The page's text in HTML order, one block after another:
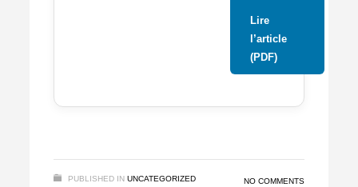
Lire
l’article
(PDF)
PUBLISHED IN UNCATEGORIZED NO COMMENTS